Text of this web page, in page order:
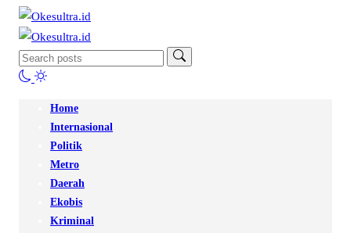
Home
Internasional
Politik
Metro
Daerah
Ekobis
Kriminal